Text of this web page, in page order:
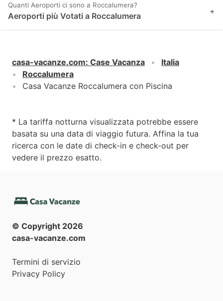
Quanti Aeroporti ci sono a Roccalumera?
Aeroporti più Votati a Roccalumera +
casa-vacanze.com: Case Vacanza
Italia
Roccalumera
Casa Vacanze Roccalumera con Piscina
* La tariffa notturna visualizzata potrebbe essere
basata su una data di viaggio futura. Affina la tua
ricerca con le date di check-in e check-out per
vedere il prezzo esatto.
© Copyright 2026
casa-vacanze.com
Termini di servizio
Privacy Policy